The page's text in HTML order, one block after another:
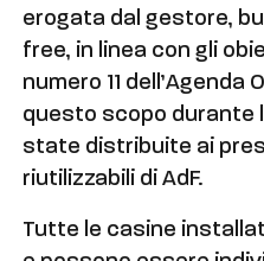
erogata dal gestore,
free, in linea con gli
numero 11 dell’Agenda
questo scopo durante
state distribuite ai
riutilizzabili di AdF.
Tutte le casine